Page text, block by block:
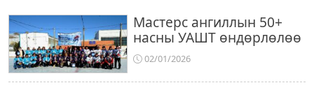
Мастерс ангиллын 50+
насны УАШТ өндөрлөлөө
02/01/2026